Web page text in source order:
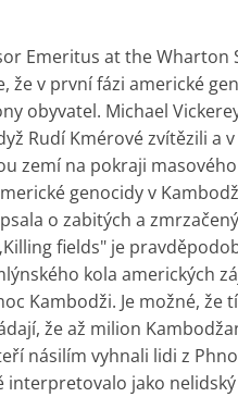
Emeritus at the
že v první fázi americké
obyvatel. Michael
Rudí Kmérové zvítězili a
zemí na pokraji
genocidy v
o zabitých a
fields" je
kola amerických
Kambodži. Je možné,
že až milion
násilím vyhnali lidi z
interpretovalo jako